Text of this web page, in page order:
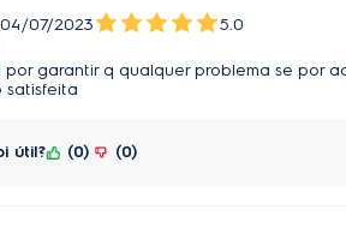
04/07/2023 5.0
garantir q qualquer problema se por
satisfeita
útil? 0 0